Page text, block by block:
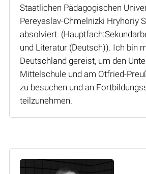
Staatlichen Pädagogischen
Pereyaslav-Chmelnizki Hryhoriy
absolviert.
und Literatur (Deutsch)). Ich bin
Deutschland gereist, um den
Mittelschule und am Otfried-
zu besuchen und an
teilzunehmen.